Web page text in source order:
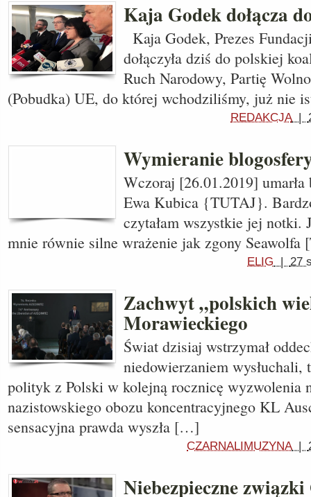
Kaja Godek dołącza
Kaja Godek, Prezes
dołączyła dziś do polskiej
Ruch Narodowy, Partię
(Pobudka) UE, do której wchodziliśmy, już nie
REDAKCJA|
Wymieranie
Wczoraj [26.01.2019]
Ewa Kubica {TUTAJ}.
czytałam wszystkie jej notki.
mnie równie silne wrażenie jak zgony
ELIG | 27
Zachwyt „polskich
Morawieckiego
Świat dzisiaj wstrzymał
niedowierzaniem wysłuchali,
polityk z Polski w kolejną rocznicę wyzwolenia
nazistowskiego obozu koncentracyjnego KL
sensacyjna prawda wyszła […]
CZARNALIMUZYNA|
Niebezpieczne